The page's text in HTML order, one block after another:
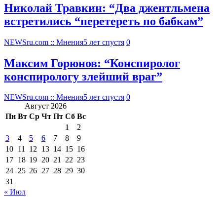
Николай Травкин: “Два джентльмена
встретились “перетереть по бабкам”
NEWSru.com :: Мнения5 лет спустя 0
Максим Горюнов: “Конспиролог
конспирологу злейший враг”
NEWSru.com :: Мнения5 лет спустя 0
Август 2026
Пн Вт Ср Чт Пт Сб Вс
1
2
3
4 5 6 7 8
9
10 11 12 13 14 15 16
17 18 19 20 21 22 23
24 25 26 27 28 29 30
31
« Июл